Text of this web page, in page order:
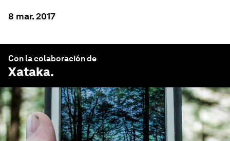
8 mar. 2017
Con la colaboración de
Xataka.